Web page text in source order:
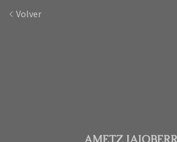
Volver